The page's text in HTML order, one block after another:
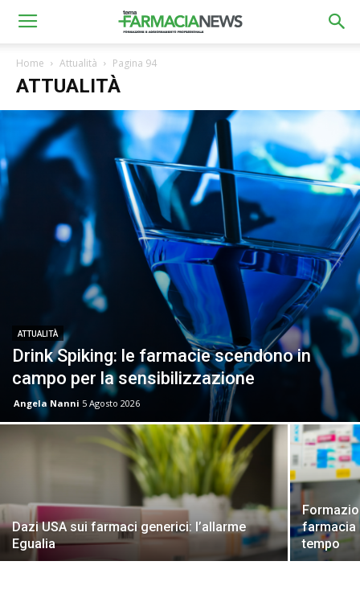
Home Attualità Pagina 94
ATTUALITÀ
ATTUALITÀ
Drink Spiking: le farmacie scendono in
campo per la sensibilizzazione
Angela Nanni 5 Agosto 2026
Dazi USA sui farmaci generici: l’allarme
Egualia
farmacia
tempo